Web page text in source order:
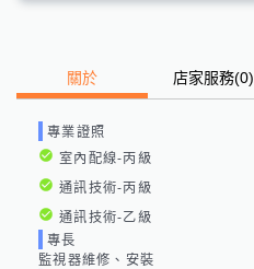
關於 店家服務(0)
專業證照
室內配線-丙級
通訊技術-丙級
通訊技術-乙級
專長
監視器維修、安裝